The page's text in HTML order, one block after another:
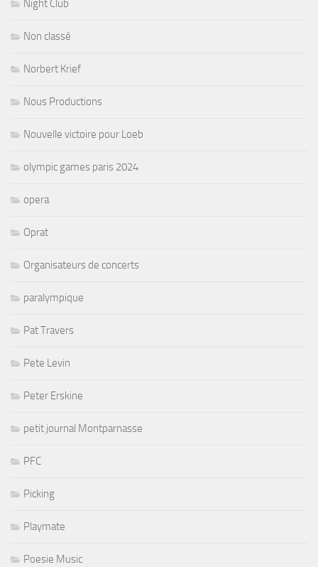
Night Club
Non classé
Norbert Krief
Nous Productions
Nouvelle victoire pour Loeb
olympic games paris 2024
opera
Oprat
Organisateurs de concerts
paralympique
Pat Travers
Pete Levin
Peter Erskine
petit journal Montparnasse
PFC
Picking
Playmate
Poesie Music